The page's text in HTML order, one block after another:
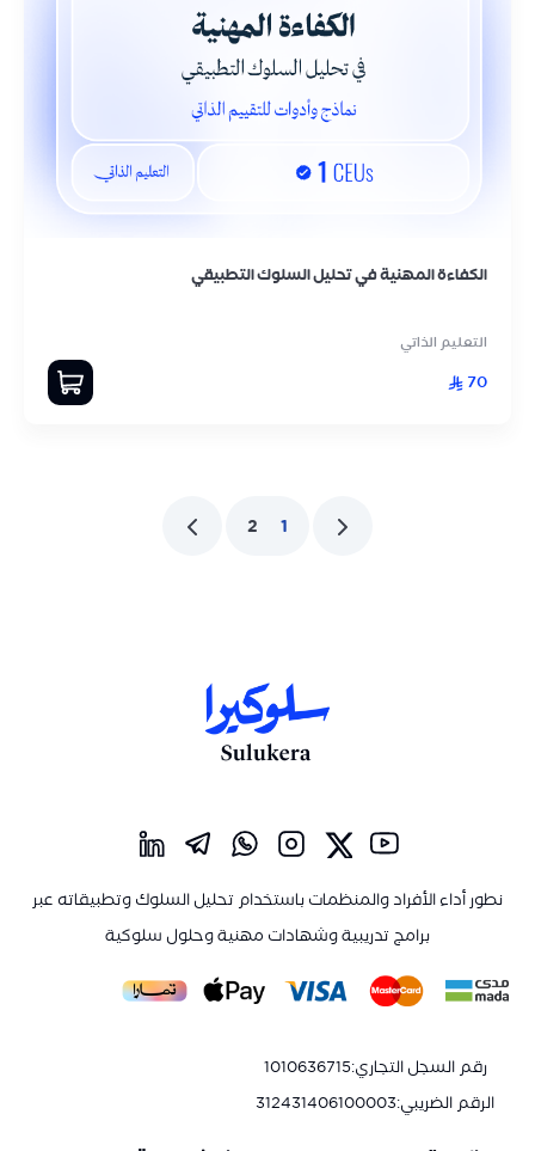
الكفاءة المهنية في تحليل السلوك التطبيقي
التعليم الذاتي
70
1
2
نطور أداء الأفراد والمنظمات باستخدام تحليل السلوك وتطبيقاته عبر
برامج تدريبية وشهادات مهنية وحلول سلوكية
رقم السجل التجاري:
1010636715
الرقم الضريبي:
312431406100003